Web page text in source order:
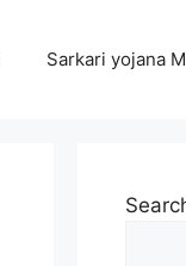
Sarkari yojana